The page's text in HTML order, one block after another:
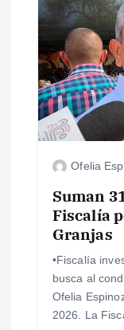
ó
n
d
e
Ofelia
Suman
Fiscalía
Granjas
•Fiscalía
busca al
Ofelia
2026. La